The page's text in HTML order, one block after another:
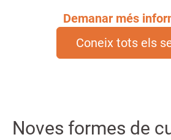
Demanar més
Coneix tots els
Noves formes de